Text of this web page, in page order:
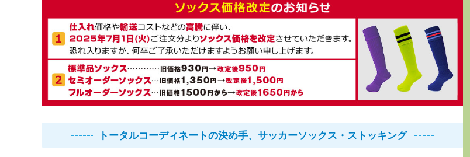
トータルコーディネートの決め手、サッカーソックス・ストッキング